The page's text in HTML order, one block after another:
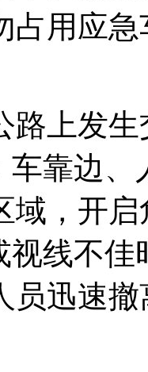
占用应
上发生
车靠边
域，开
视线不
员迅速